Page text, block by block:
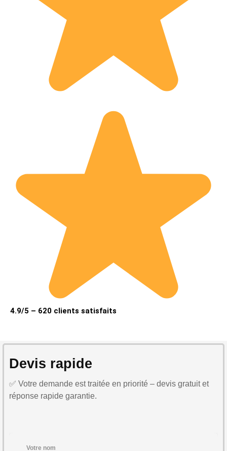
4.9/5 – 620 clients satisfaits
Devis rapide
✅ Votre demande est traitée en priorité – devis gratuit et
réponse rapide garantie.
Votre nom